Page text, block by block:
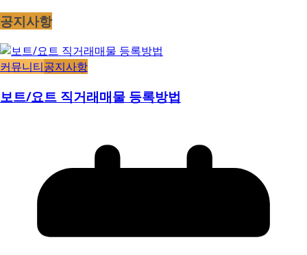
공지사항
커뮤니티공지사항
보트/요트 직거래매물 등록방법